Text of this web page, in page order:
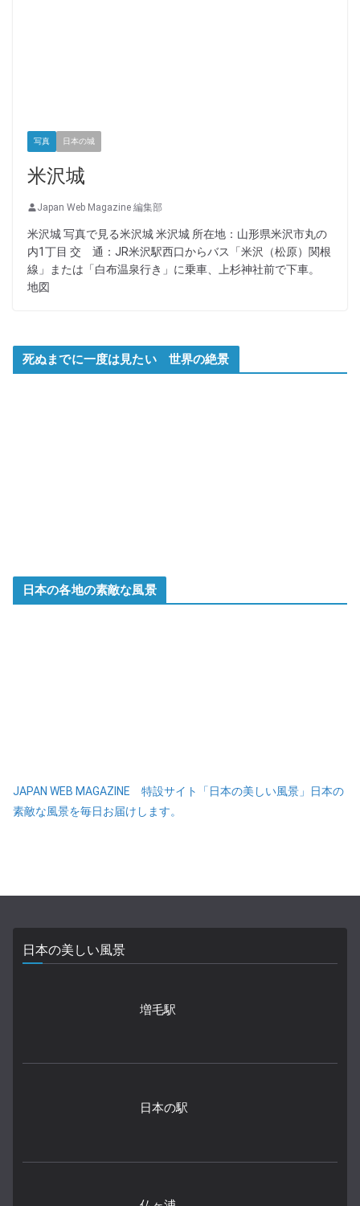
写真 日本の城
米沢城
Japan Web Magazine 編集部
米沢城 写真で見る米沢城 米沢城 所在地：山形県米沢市丸の
内1丁目 交 通：JR米沢駅西口からバス「米沢（松原）関根
線」または「白布温泉行き」に乗車、上杉神社前で下車。
地図
死ぬまでに一度は見たい 世界の絶景
日本の各地の素敵な風景
JAPAN WEB MAGAZINE 特設サイト「日本の美しい風景」日本の
素敵な風景を毎日お届けします。
日本の美しい風景
増毛駅
日本の駅